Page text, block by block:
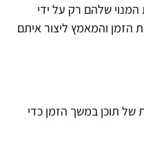
המנוי שלהם רק על ידי
הזמן והמאמץ ליצור איתם
תוכן במשך הזמן כדי